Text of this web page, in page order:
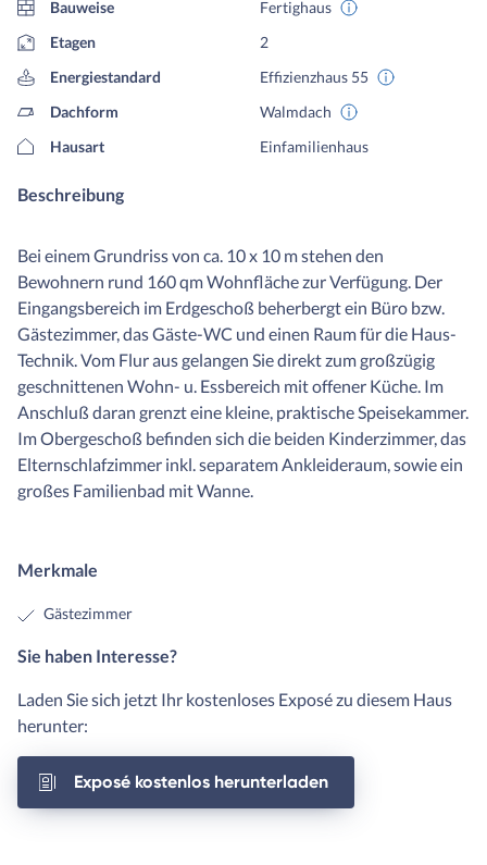
Bauweise
Fertighaus
Etagen
2
Energiestandard
Effizienzhaus 55
Dachform
Walmdach
Hausart
Einfamilienhaus
Beschreibung
Bei einem Grundriss von ca. 10 x 10 m stehen den
Bewohnern rund 160 qm Wohnfläche zur Verfügung. Der
Eingangsbereich im Erdgeschoß beherbergt ein Büro bzw.
Gästezimmer, das Gäste-WC und einen Raum für die Haus-
Technik. Vom Flur aus gelangen Sie direkt zum großzügig
geschnittenen Wohn- u. Essbereich mit offener Küche. Im
Anschluß daran grenzt eine kleine, praktische Speisekammer.
Im Obergeschoß befinden sich die beiden Kinderzimmer, das
Elternschlafzimmer inkl. separatem Ankleideraum, sowie ein
großes Familienbad mit Wanne.
Merkmale
Gästezimmer
Sie haben Interesse?
Laden Sie sich jetzt Ihr kostenloses Exposé zu diesem Haus
herunter:
Exposé kostenlos herunterladen